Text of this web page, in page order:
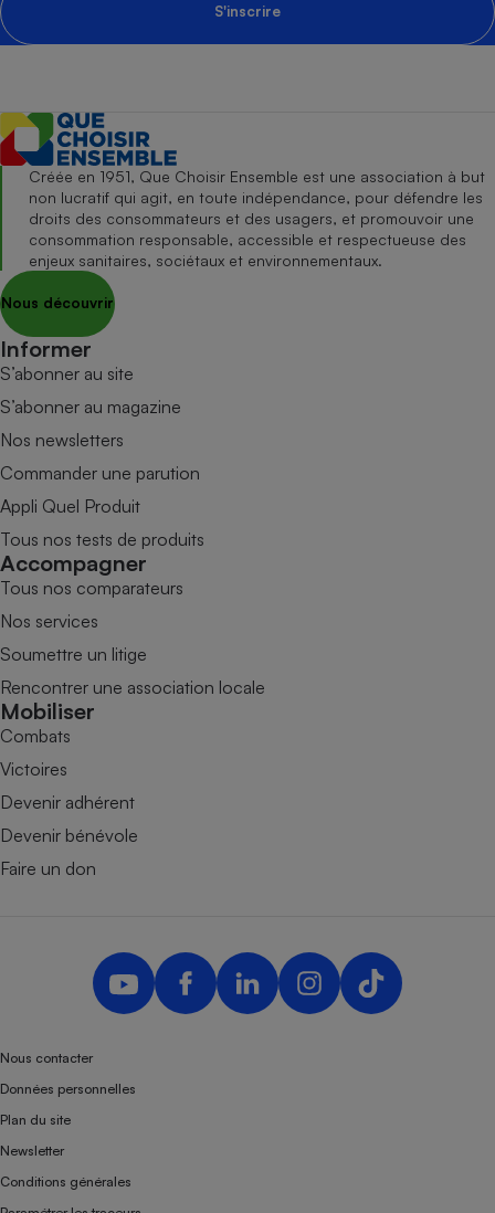
S'inscrire
Créée en 1951, Que Choisir Ensemble est une association à but
non lucratif qui agit, en toute indépendance, pour défendre les
droits des consommateurs et des usagers, et promouvoir une
consommation responsable, accessible et respectueuse des
enjeux sanitaires, sociétaux et environnementaux.
Nous découvrir
Informer
S’abonner au site
S’abonner au magazine
Nos newsletters
Commander une parution
Appli Quel Produit
Tous nos tests de produits
Accompagner
Tous nos comparateurs
Nos services
Soumettre un litige
Rencontrer une association locale
Mobiliser
Combats
Victoires
Devenir adhérent
Devenir bénévole
Faire un don
Nous contacter
Données personnelles
Plan du site
Newsletter
Conditions générales